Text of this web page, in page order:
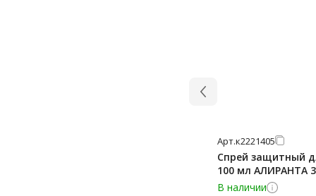
Арт.к2221405
Спрей защитный
100 мл АЛИРАНТА
В наличии